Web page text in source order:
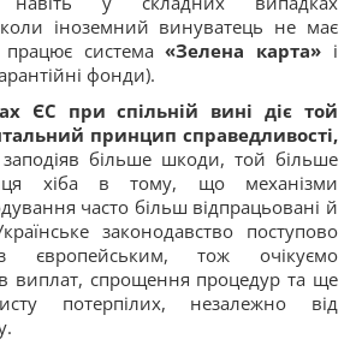
іноземний винуватець не має
працює система«Зелена карта» і
фонди).
ЄС при спільній вині діє той
принцип справедливості,
більше шкоди, той більше
хіба в тому, що механізми
часто більш відпрацьовані й
законодавство поступово
з європейським, тож очікуємо
виплат, спрощення процедур та ще
потерпілих, незалежно від